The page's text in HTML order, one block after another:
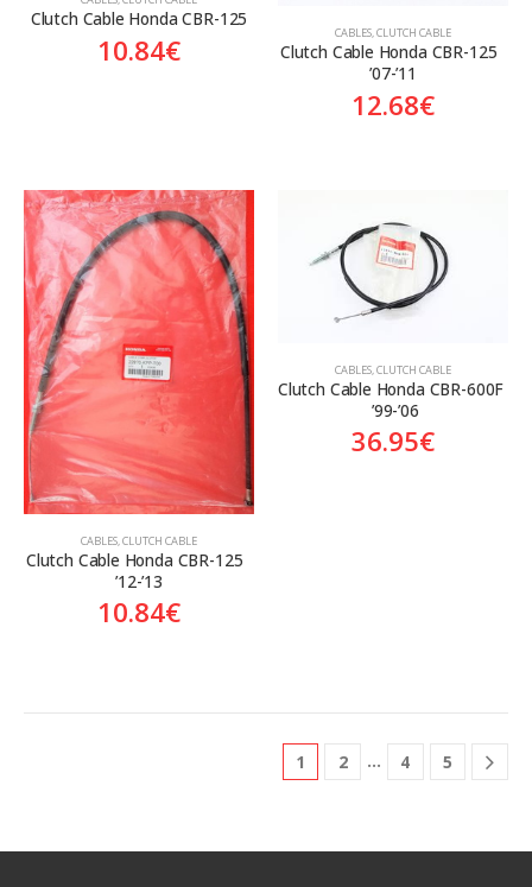
Clutch Cable Honda CBR-125
10.84€ CABLES,CLUTCH CABLE
Clutch Cable Honda CBR-125
’07-’11
12.68€
CABLES CLUTCH CABLE
Clutch Cable Honda CBR-125
’12-’13
10.84€
CABLES,CLUTCH CABLE
Clutch Cable Honda CBR-600F
’99-’06
36.95€
1 2 … 4 5